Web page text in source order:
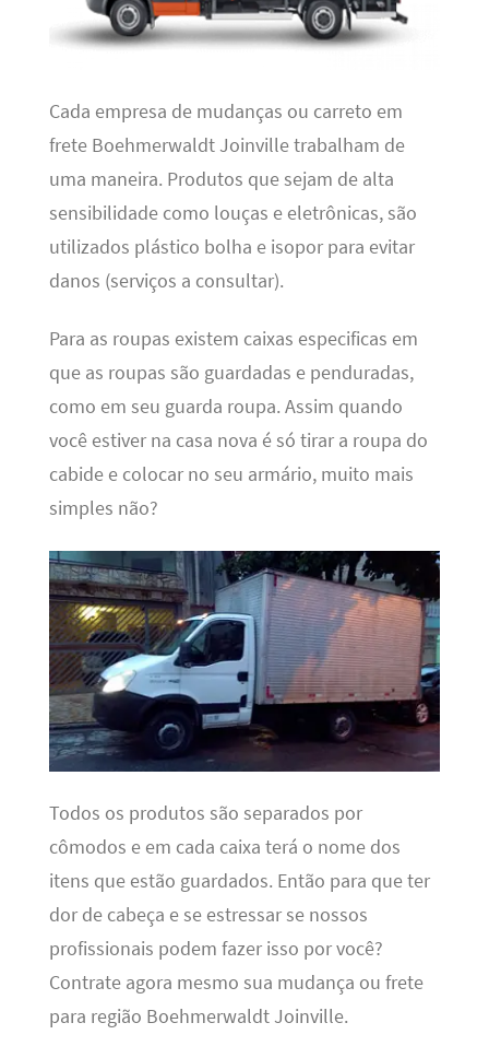
Cada empresa de mudanças ou carreto em
frete Boehmerwaldt Joinville trabalham de
uma maneira. Produtos que sejam de alta
sensibilidade como louças e eletrônicas, são
utilizados plástico bolha e isopor para evitar
danos (serviços a consultar).
Para as roupas existem caixas especificas em
que as roupas são guardadas e penduradas,
como em seu guarda roupa. Assim quando
você estiver na casa nova é só tirar a roupa do
cabide e colocar no seu armário, muito mais
simples não?
Todos os produtos são separados por
cômodos e em cada caixa terá o nome dos
itens que estão guardados. Então para que ter
dor de cabeça e se estressar se nossos
profissionais podem fazer isso por você?
Contrate agora mesmo sua mudança ou frete
para região Boehmerwaldt Joinville.